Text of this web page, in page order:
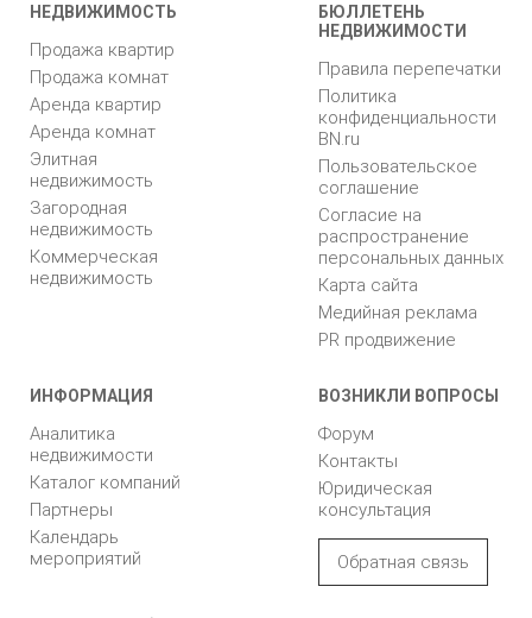
НЕДВИЖИМОСТЬ
Продажа квартир
Продажа комнат
Аренда квартир
Аренда комнат
Элитная
недвижимость
Загородная
недвижимость
Коммерческая
недвижимость
БЮЛЛЕТЕНЬ
НЕДВИЖИМОСТИ
Правила перепечатки
Политика
конфиденциальности
BN.ru
Пользовательское
соглашение
Согласие на
распространение
персональных данных
Карта сайта
Медийная реклама
PR продвижение
ИНФОРМАЦИЯ
Аналитика
недвижимости
Каталог компаний
Партнеры
Календарь
мероприятий
ВОЗНИКЛИ ВОПРОСЫ
Форум
Контакты
Юридическая
консультация
Обратная связь